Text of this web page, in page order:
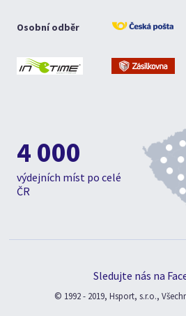
Osobní odběr
4 000
výdejních míst po celé
ČR
Sledujte nás na
© 1992 - 2019, Hsport, s.r.o.,